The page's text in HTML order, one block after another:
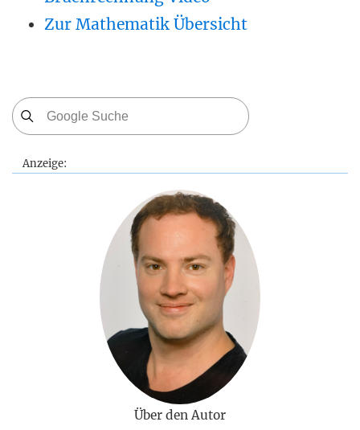
Zur Mathematik Übersicht
Anzeige:
Über den Autor